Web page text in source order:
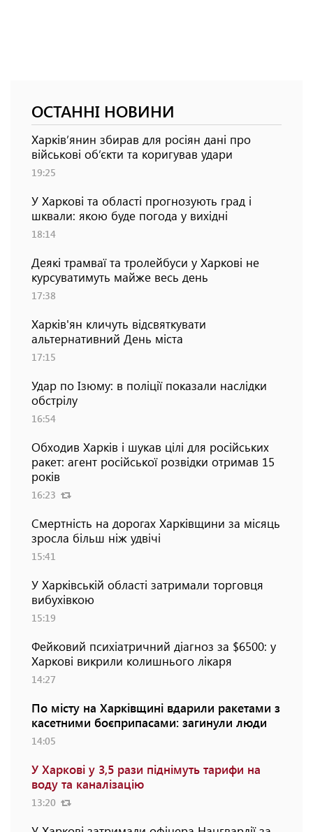
ОСТАННІ НОВИНИ
Харків’янин збирав для росіян дані про
військові об’єкти та коригував удари
19:25
У Харкові та області прогнозують град і
шквали: якою буде погода у вихідні
18:14
Деякі трамваї та тролейбуси у Харкові не
курсуватимуть майже весь день
17:38
Харків'ян кличуть відсвяткувати
альтернативний День міста
17:15
Удар по Ізюму: в поліції показали наслідки
обстрілу
16:54
Обходив Харків і шукав цілі для російських
ракет: агент російської розвідки отримав 15
років
16:23
Смертність на дорогах Харківщини за місяць
зросла більш ніж удвічі
15:41
У Харківській області затримали торговця
вибухівкою
15:19
Фейковий психіатричний діагноз за $6500: у
Харкові викрили колишнього лікаря
14:27
По місту на Харківщині вдарили ракетами з
касетними боєприпасами: загинули люди
14:05
У Харкові у 3,5 рази піднімуть тарифи на
воду та каналізацію
13:20